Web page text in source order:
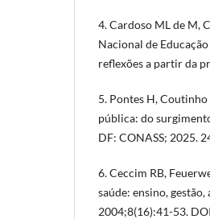
4. Cardoso ML de M,
Nacional de
reflexões a partir da
5. Pontes H, Coutinho
pública: do
DF: CONASS; 2025.
6. Ceccim RB,
saúde: ensino,
2004;8(16):41-53.